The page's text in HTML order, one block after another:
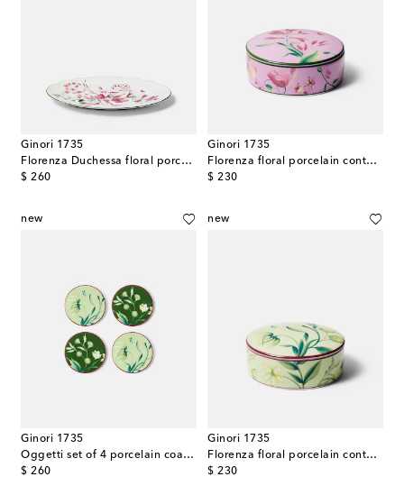
Ginori 1735
Florenza Duchessa floral porcelain platter
$ 260
original price
Ginori 1735
Florenza floral porcelain container
$ 230
original price
new
Ginori 1735
Oggetti set of 4 porcelain coasters
$ 260
original price
new
Ginori 1735
Florenza floral porcelain container
$ 230
original price